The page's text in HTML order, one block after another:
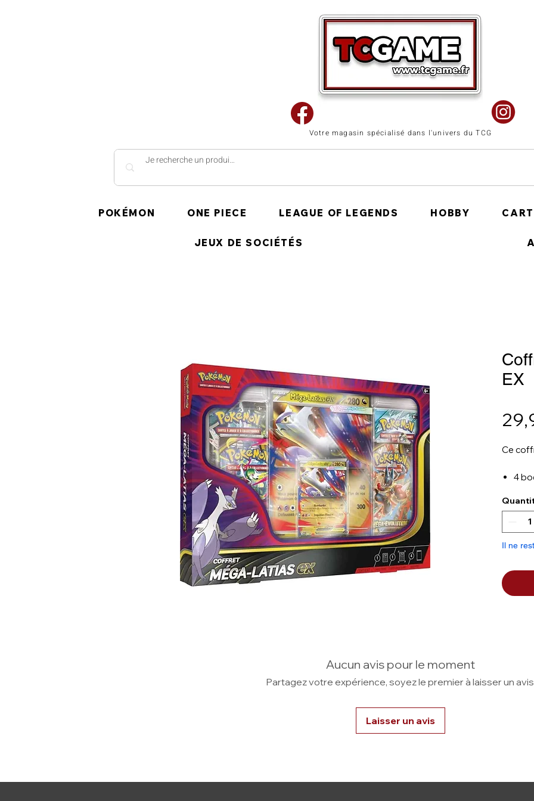
Votre magasin spécialisé dans l'univers du TCG
POKÉMON ONE PIECE LEAGUE OF LEGENDS HOBBY
JEUX DE SOCIÉTÉS
EX
Ce
4
1
1
Il ne
Aucun avis pour le moment
Partagez votre expérience, soyez le premier à laisser un
Laisser un avis